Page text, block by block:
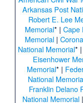
Arkansas Post
Robert E. Lee
Memorial* | Cape
Memorial|
National Memorial* |
Eisenhower
Memorial* |
National
Franklin Delano
National Memorial|